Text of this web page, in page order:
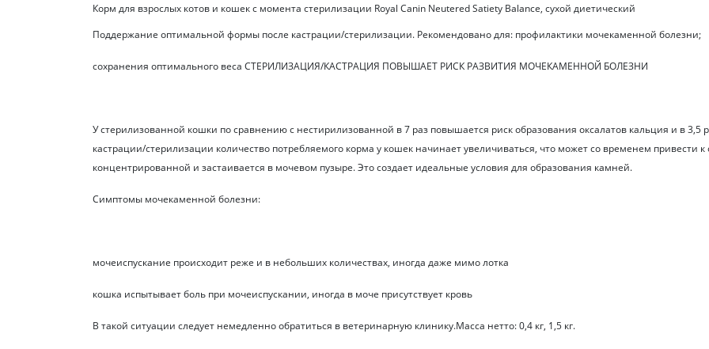
Корм для взрослых котов и кошек с момента стерилизации Royal Canin Neutered Satiety Balance, сухой диетический
Поддержание оптимальной формы после кастрации/стерилизации. Рекомендовано для: профилактики мочекаменной болезни;
сохранения оптимального веса СТЕРИЛИЗАЦИЯ/КАСТРАЦИЯ ПОВЫШАЕТ РИСК РАЗВИТИЯ МОЧЕКАМЕННОЙ БОЛЕЗНИ
У стерилизованной кошки по сравнению с нестирилизованной в 7 раз повышается риск образования оксалатов кальция и в 3,5
кастрации/стерилизации количество потребляемого корма у кошек начинает увеличиваться, что может со временем привести
концентрированной и застаивается в мочевом пузыре. Это создает идеальные условия для образования камней.
Симптомы мочекаменной болезни:
мочеиспускание происходит реже и в небольших количествах, иногда даже мимо лотка
кошка испытывает боль при мочеиспускании, иногда в моче присутствует кровь
В такой ситуации следует немедленно обратиться в ветеринарную клинику.Масса нетто: 0,4 кг, 1,5 кг.